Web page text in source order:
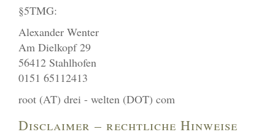
§5TMG:
Alexander Wenter
Am Dielkopf 29
56412 Stahlhofen
0151 65112413
root (AT) drei - welten (DOT) com
Disclaimer – rechtliche Hinweise